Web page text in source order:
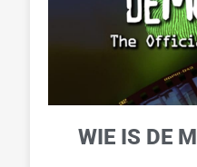
WIE IS DE